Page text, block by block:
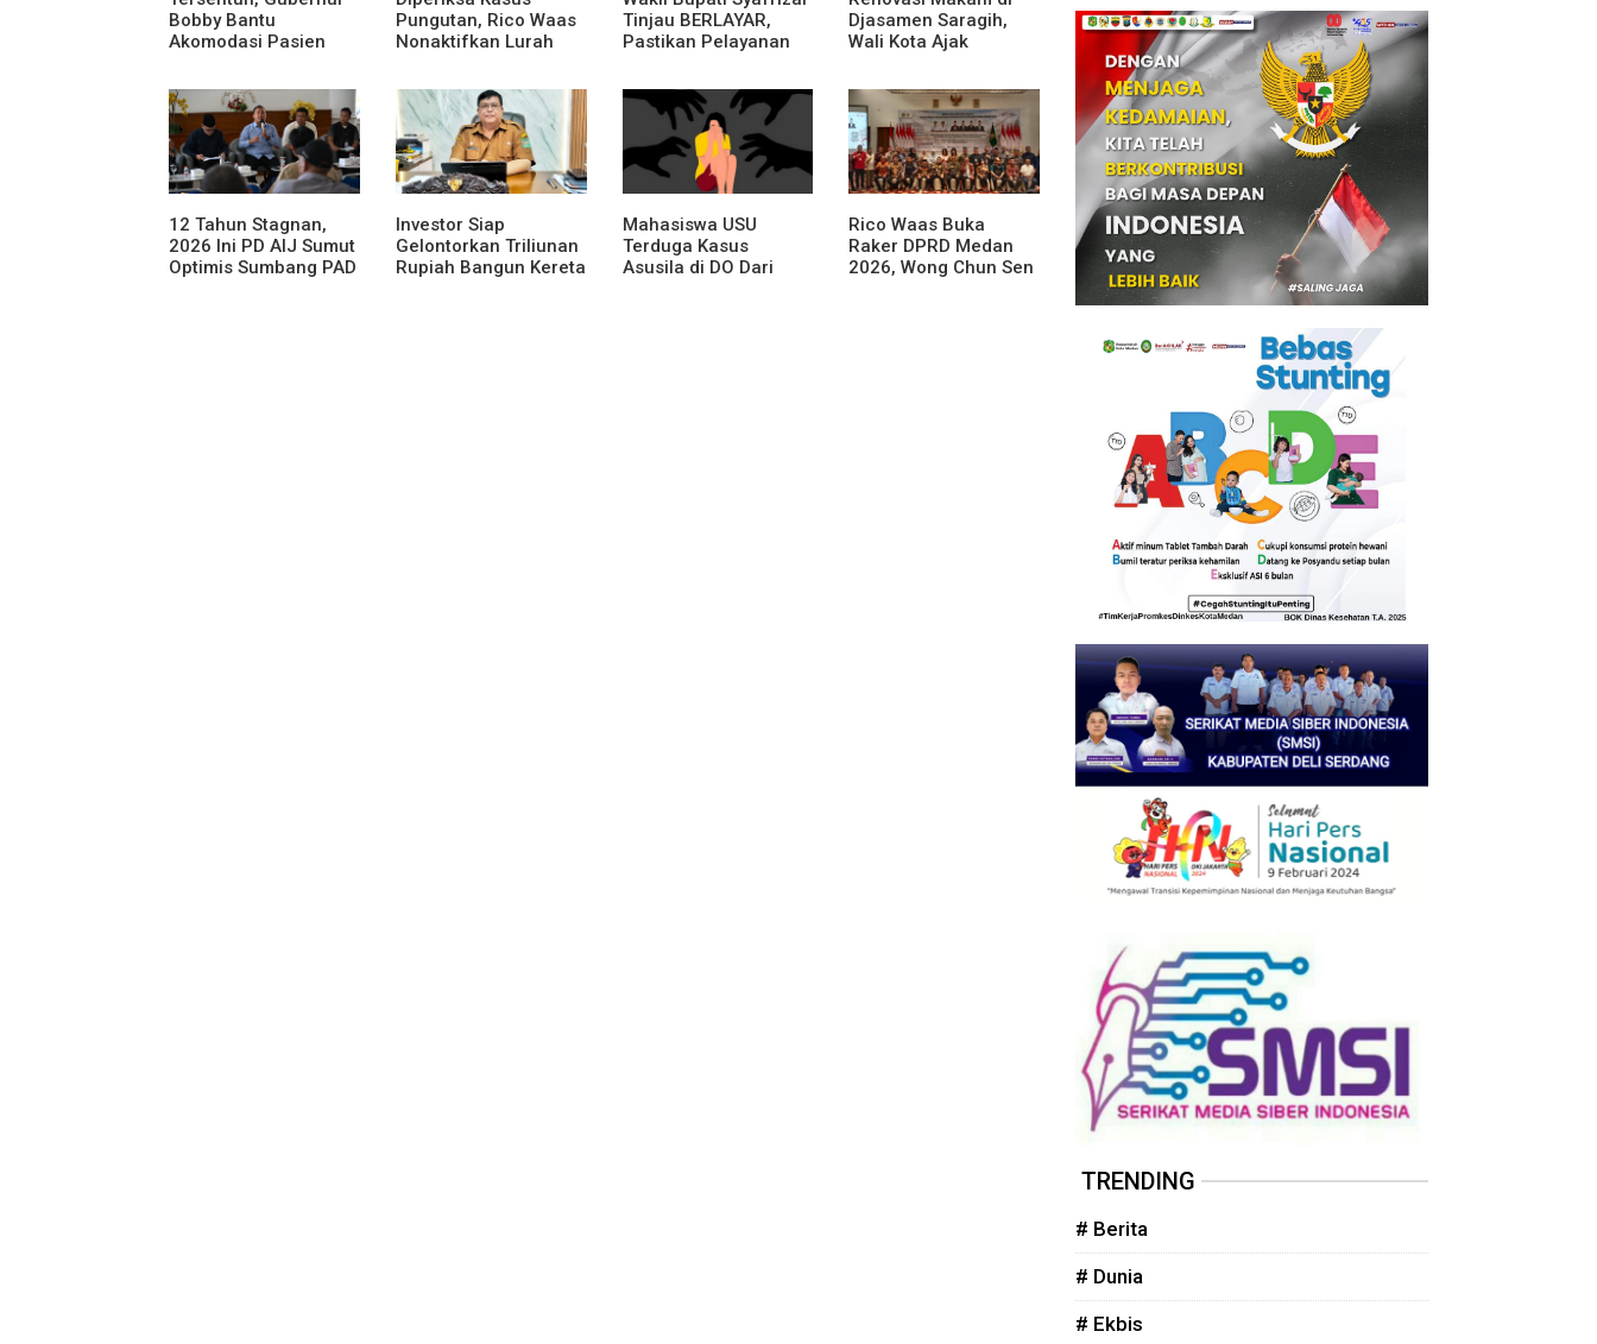
Bobby Bantu
Akomodasi Pasien
Tiroid di RSUD
Thomsen
Pungutan, Rico Waas
Nonaktifkan Lurah
Masyarakat
Tinjau BERLAYAR,
Pastikan Pelayanan
Desa
Djasamen Saragih,
Wali Kota Ajak
Lestarikan Nilai
Perjuangan Tokoh
Bangsa
12 Tahun Stagnan,
2026 Ini PD AIJ Sumut
Optimis Sumbang PAD
Investor Siap
Gelontorkan Triliunan
Rupiah Bangun Kereta
Mahasiswa USU
Terduga Kasus
Asusila di DO Dari
Rico Waas Buka
Raker DPRD Medan
2026, Wong Chun Sen
TRENDING
# Berita
# Dunia
# Ekbis